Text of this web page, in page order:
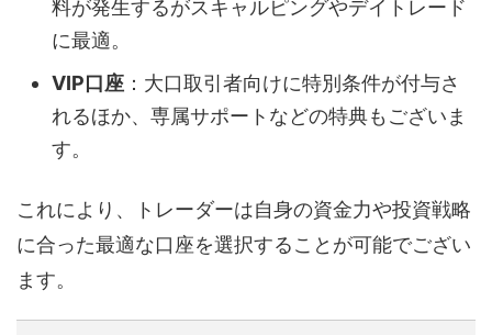
料が発生するがスキャルピングやデイトレード
に最適。
VIP口座 ：大口取引者向けに特別条件が付与さ
れるほか、専属サポートなどの特典もございま
す。
これにより、トレーダーは自身の資金力や投資戦略
に合った最適な口座を選択することが可能でござい
ます。